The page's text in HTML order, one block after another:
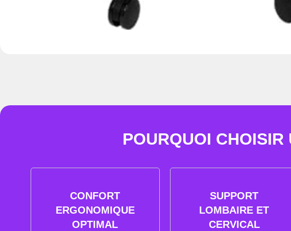
POURQUOI
CONFORT
ERGONOMIQUE
OPTIMAL
SUPPORT
LOMBAIRE ET
CERVICAL